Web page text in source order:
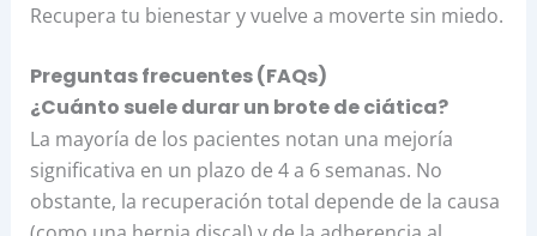
Recupera tu bienestar y vuelve a moverte sin miedo.
Preguntas frecuentes (FAQs)
¿Cuánto suele durar un brote de ciática?
La mayoría de los pacientes notan una mejoría
significativa en un plazo de 4 a 6 semanas. No
obstante, la recuperación total depende de la causa